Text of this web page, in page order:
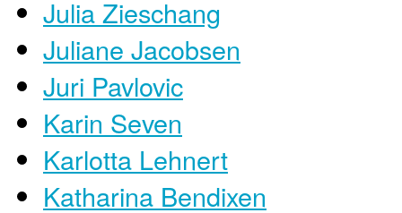
Julia Zieschang
Juliane Jacobsen
Juri Pavlovic
Karin Seven
Karlotta Lehnert
Katharina Bendixen